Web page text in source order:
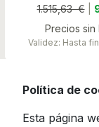
1.515,63 €|
Precios sin
Validez: Hasta
Política de
Esta página